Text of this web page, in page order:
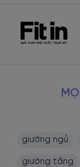
Thiết kế mẫu tủ
gian lưu trữ rộng
Kích
giường ngủ
giường tầng